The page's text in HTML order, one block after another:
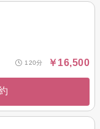
120分 ￥16,500